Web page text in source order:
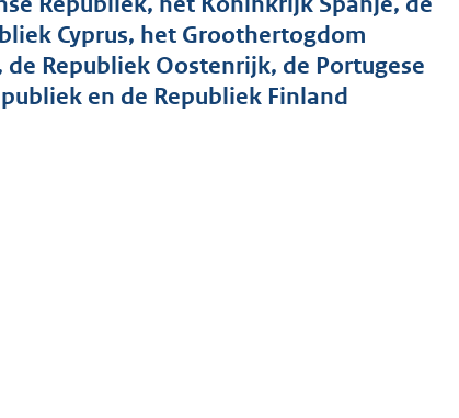
Cyprus, het Groothertogdom
Republiek Oostenrijk, de Portugese
en de Republiek Finland